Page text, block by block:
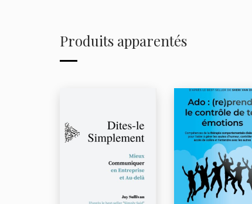
Produits apparentés